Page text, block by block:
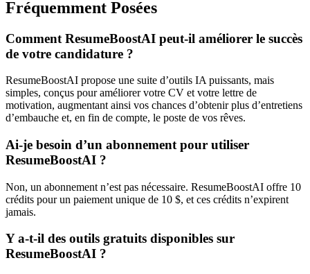
Fréquemment Posées
Comment ResumeBoostAI peut-il améliorer le succès
de votre candidature ?
ResumeBoostAI propose une suite d’outils IA puissants, mais
simples, conçus pour améliorer votre CV et votre lettre de
motivation, augmentant ainsi vos chances d’obtenir plus d’entretiens
d’embauche et, en fin de compte, le poste de vos rêves.
Ai-je besoin d’un abonnement pour utiliser
ResumeBoostAI ?
Non, un abonnement n’est pas nécessaire. ResumeBoostAI offre 10
crédits pour un paiement unique de 10 $, et ces crédits n’expirent
jamais.
Y a-t-il des outils gratuits disponibles sur
ResumeBoostAI ?